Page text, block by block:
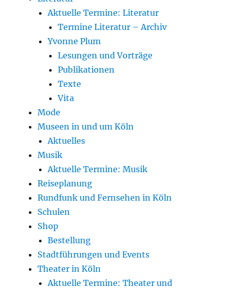
Aktuelle Termine: Literatur
Termine Literatur – Archiv
Yvonne Plum
Lesungen und Vorträge
Publikationen
Texte
Vita
Mode
Museen in und um Köln
Aktuelles
Musik
Aktuelle Termine: Musik
Reiseplanung
Rundfunk und Fernsehen in Köln
Schulen
Shop
Bestellung
Stadtführungen und Events
Theater in Köln
Aktuelle Termine: Theater und